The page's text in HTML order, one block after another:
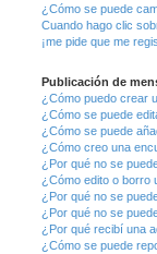
¿Cómo se puede
Cuando hago clic
¡me pide que me
Publicación de
¿Cómo puedo crear
¿Cómo se puede
¿Cómo se puede
¿Cómo creo una
¿Por qué no se
¿Cómo edito o borro
¿Por qué no se
¿Por qué no se
¿Por qué recibí una
¿Cómo se puede